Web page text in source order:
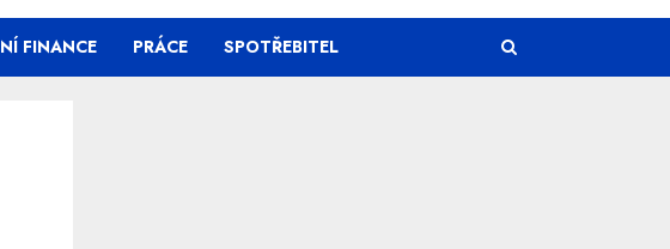
FINANCE PRÁCE SPOTŘEBITEL